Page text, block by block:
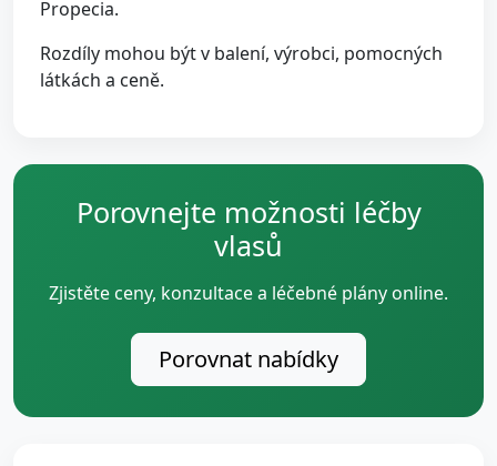
Propecia.
Rozdíly mohou být v balení, výrobci, pomocných
látkách a ceně.
Porovnejte možnosti léčby
vlasů
Zjistěte ceny, konzultace a léčebné plány online.
Porovnat nabídky